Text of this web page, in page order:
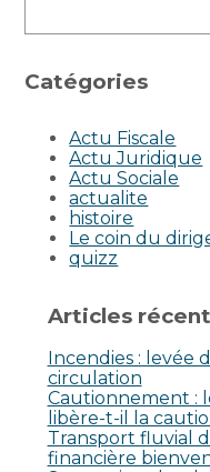
Catégories
Actu Fiscale
Actu Juridique
Actu Sociale
actualite
histoire
Le coin du
quizz
Articles
Incendies : levée
circulation
Cautionnement :
libère-t-il la
Transport fluvial
financière